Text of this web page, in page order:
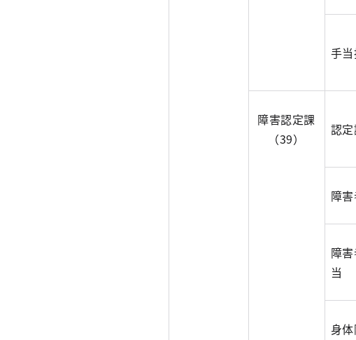
手
障害認定課
（39）
認
障
障
当
身